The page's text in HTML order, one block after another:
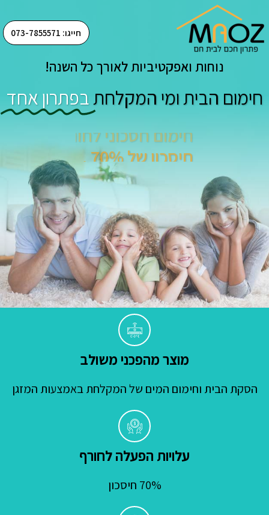
חייגו: 073-7855571
נוחות ואפקטיביות לאורך כל השנה!
חימום הבית ומי המקלחתבפתרון אחד
חיסכון של 70% .
חימום חסכוני לחורף.
מוצר מהפכני משולב
הסקת הבית וחימום המים של המקלחת באמצעות המזגן
עלויות הפעלה לחורף
70% חיסכון